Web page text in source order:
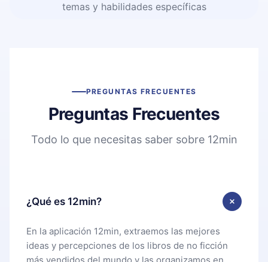
temas y habilidades específicas
PREGUNTAS FRECUENTES
Preguntas Frecuentes
Todo lo que necesitas saber sobre 12min
¿Qué es 12min?
En la aplicación 12min, extraemos las mejores
ideas y percepciones de los libros de no ficción